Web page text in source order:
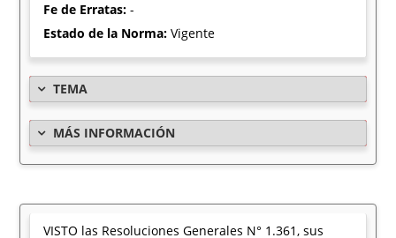
Fe de Erratas:-
Estado de la Norma:Vigente
TEMA
MÁS INFORMACIÓN
VISTO las Resoluciones Generales N° 1.361, sus